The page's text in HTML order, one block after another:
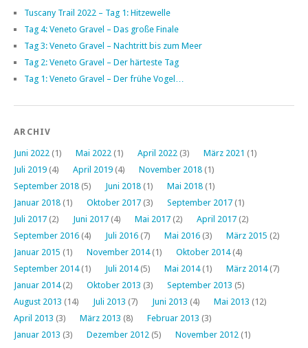
Tuscany Trail 2022 – Tag 1: Hitzewelle
Tag 4: Veneto Gravel – Das große Finale
Tag 3: Veneto Gravel – Nachtritt bis zum Meer
Tag 2: Veneto Gravel – Der härteste Tag
Tag 1: Veneto Gravel – Der frühe Vogel…
ARCHIV
Juni 2022 (1) Mai 2022 (1) April 2022 (3) März 2021 (1)
Juli 2019 (4) April 2019 (4) November 2018 (1)
September 2018 (5) Juni 2018 (1) Mai 2018 (1)
Januar 2018 (1) Oktober 2017 (3) September 2017 (1)
Juli 2017 (2) Juni 2017 (4) Mai 2017 (2) April 2017 (2)
September 2016 (4) Juli 2016 (7) Mai 2016 (3) März 2015 (2)
Januar 2015 (1) November 2014(1) Oktober 2014(4)
September 2014(1) Juli 2014(5) Mai 2014(1) März 2014(7)
Januar 2014(2) Oktober 2013 (3) September 2013 (5)
August 2013 (14) Juli 2013 (7) Juni 2013 (4) Mai 2013 (12)
April 2013 (3) März 2013 (8) Februar 2013 (3)
Januar 2013 (3) Dezember 2012 (5) November 2012 (1)